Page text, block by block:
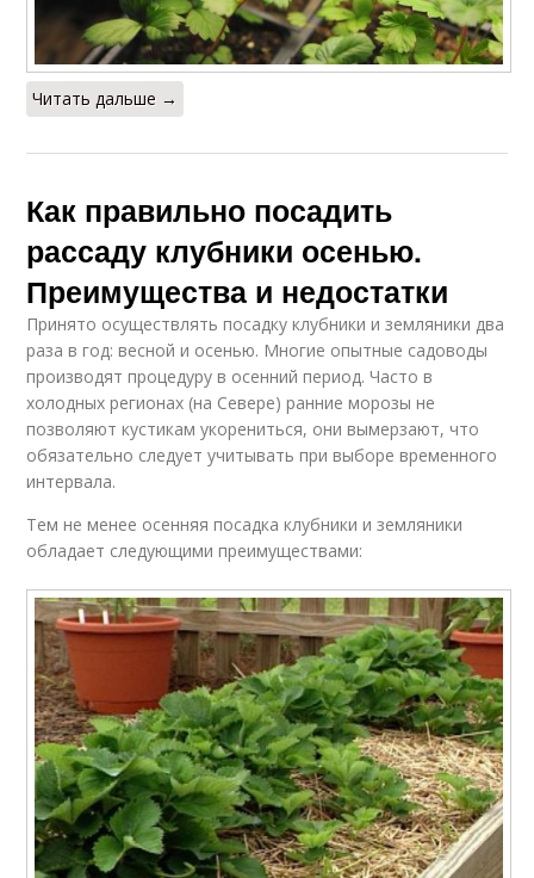
Читать дальше →
Как правильно посадить
рассаду клубники осенью.
Преимущества и недостатки
Принято осуществлять посадку клубники и земляники два
раза в год: весной и осенью. Многие опытные садоводы
производят процедуру в осенний период. Часто в
холодных регионах (на Севере) ранние морозы не
позволяют кустикам укорениться, они вымерзают, что
обязательно следует учитывать при выборе временного
интервала.
Тем не менее осенняя посадка клубники и земляники
обладает следующими преимуществами: